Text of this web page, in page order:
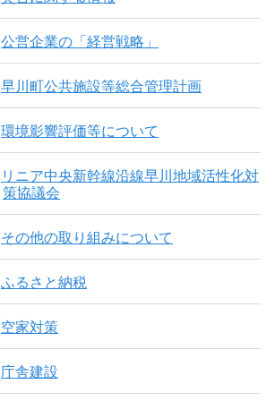
公営企業の「経営戦略」
早川町公共施設等総合管理計画
環境影響評価等について
リニア中央新幹線沿線早川地域活性化対
策協議会
その他の取り組みについて
ふるさと納税
空家対策
庁舎建設